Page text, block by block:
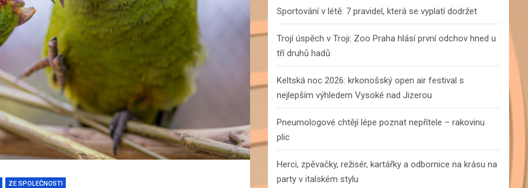
ZE SPOLEČNOSTI
Sportování v létě: 7 pravidel, která se vyplatí dodržet
Trojí úspěch v Troji: Zoo Praha hlásí první odchov hned u
tří druhů hadů
Keltská noc 2026: krkonošský open air festival s
nejlepším výhledem Vysoké nad Jizerou
Pneumologové chtějí lépe poznat nepřítele – rakovinu
plic
Herci, zpěvačky, režisér, kartářky a odbornice na krásu na
party v italském stylu